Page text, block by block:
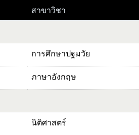
สาขาวิชา
การศึกษาปฐมวัย
ภาษาอังกฤษ
นิติศาสตร์